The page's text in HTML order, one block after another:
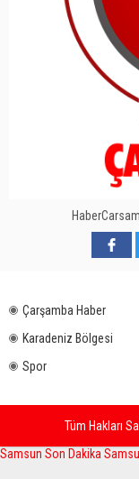
Çarşamba Haber
Karadeniz Bölgesi
Spor
Tüm Hakları
Samsun Son Dakika